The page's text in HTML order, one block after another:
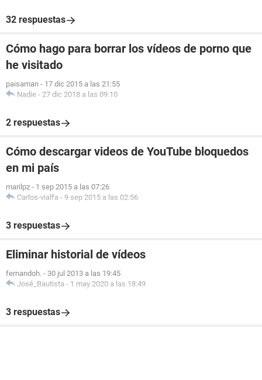
32 respuestas
Cómo hago para borrar los vídeos de porno que
he visitado
paisaman - 17 dic 2015 a las 21:55
Nadie - 27 dic 2018 a las 09:10
2 respuestas
Cómo descargar videos de YouTube bloquedos
en mi país
marilpz - 1 sep 2015 a las 07:26
Carlos-vialfa - 9 sep 2015 a las 02:56
3 respuestas
Eliminar historial de vídeos
fernandoh. - 30 jul 2013 a las 19:45
José_Bautista - 1 may 2020 a las 18:49
3 respuestas